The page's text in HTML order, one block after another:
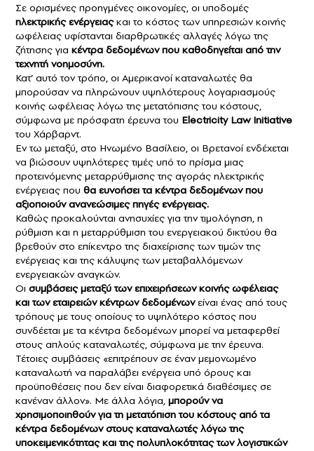
Σε ορισμένες προηγμένες οικονομίες, οι υποδομές
ηλεκτρικής ενέργειαςκαι το κόστος των υπηρεσιών κοινής
ωφέλειας υφίστανται διαρθρωτικές αλλαγές λόγω της
ζήτησης για κέντρα δεδομένων που καθοδηγείται από την
τεχνητή νοημοσύνη.
Κατ’ αυτό τον τρόπο, οι Αμερικανοί καταναλωτές θα
μπορούσαν να πληρώνουν υψηλότερους λογαριασμούς
κοινής ωφέλειας λόγω της μετατόπισης του κόστους,
σύμφωνα με πρόσφατη έρευνα του Electricity Law Initiative
του Χάρβαρντ.
Εν τω μεταξύ, στο Ηνωμένο Βασίλειο, οι Βρετανοί ενδέχεται
να βιώσουν υψηλότερες τιμές υπό το πρίσμα μιας
προτεινόμενης μεταρρύθμισης της αγοράς ηλεκτρικής
ενέργειας που θα ευνοήσει τα κέντρα δεδομένων που
αξιοποιούνανανεώσιμες πηγές ενέργειας.
Καθώς προκαλούνται ανησυχίες για την τιμολόγηση, η
ρύθμιση και η μεταρρύθμιση του ενεργειακού δικτύου θα
βρεθούν στο επίκεντρο της διαχείρισης των τιμών της
ενέργειας και της κάλυψης των μεταβαλλόμενων
ενεργειακών αναγκών.
Οι συμβάσεις μεταξύ των επιχειρήσεων κοινής ωφέλειας
και των εταιρειών κέντρων δεδομένωνείναι ένας από τους
τρόπους με τους οποίους το υψηλότερο κόστος που
συνδέεται με τα κέντρα δεδομένων μπορεί να μεταφερθεί
στους απλούς καταναλωτές, σύμφωνα με την έρευνα.
Τέτοιες συμβάσεις «επιτρέπουν σε έναν μεμονωμένο
καταναλωτή να παραλάβει ενέργεια υπό όρους και
προϋποθέσεις που δεν είναι διαφορετικά διαθέσιμες σε
κανέναν άλλον». Με άλλα λόγια, μπορούν να
χρησιμοποιηθούν για τη μετατόπιση του κόστους από τα
κέντρα δεδομένων στους καταναλωτές λόγω της
υποκειμενικότητας και της πολυπλοκότητας των λογιστικών